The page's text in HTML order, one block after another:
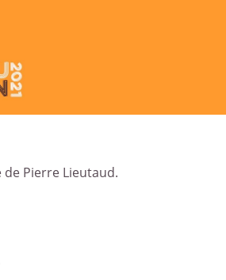
de Pierre Lieutaud.